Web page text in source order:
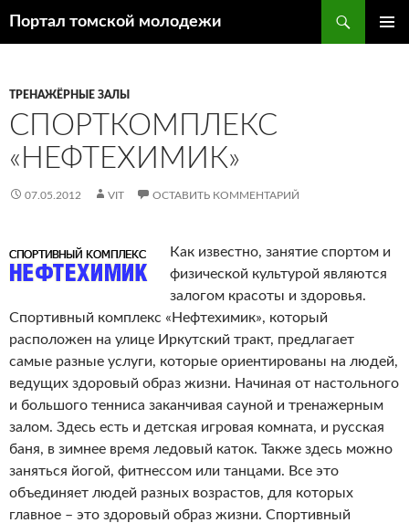
Портал томской молодежи
ТРЕНАЖЁРНЫЕ ЗАЛЫ
СПОРТКОМПЛЕКС
«НЕФТЕХИМИК»
07.05.2012 VIT ОСТАВИТЬ КОММЕНТАРИЙ
Как известно, занятие спортом и
физической культурой являются
залогом красоты и здоровья.
Спортивный комплекс «Нефтехимик», который
расположен на улице Иркутский тракт, предлагает
самые разные услуги, которые ориентированы на людей,
ведущих здоровый образ жизни. Начиная от настольного
и большого тенниса заканчивая сауной и тренажерным
залом. Здесь есть и детская игровая комната, и русская
баня, в зимнее время ледовый каток. Также здесь можно
заняться йогой, фитнессом или танцами. Все это
объединяет людей разных возрастов, для которых
главное – это здоровый образ жизни. Спортивный